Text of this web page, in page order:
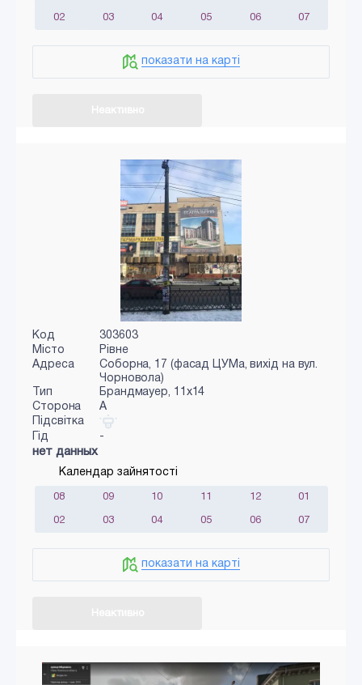
02 03 04 05 06 07
показати на карті
Код
303603
Місто
Рівне
Адреса
Соборна, 17 (фасад ЦУМа, вихід на вул.
Чорновола)
Тип
Брандмауер, 11x14
Сторона
A
Підсвітка
Гід
-
нет данных
Календар зайнятості
08 09 10 11 12 01
02 03 04 05 06 07
показати на карті